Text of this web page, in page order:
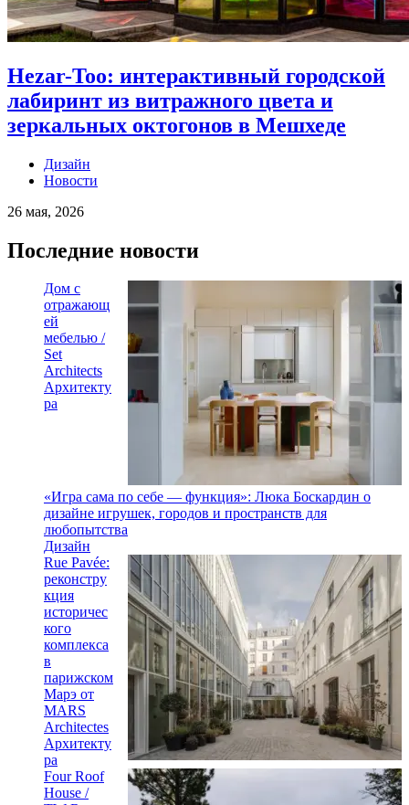
Hezar-Too: интерактивный городской
лабиринт из витражного цвета и
зеркальных октогонов в Мешхеде
Дизайн
Новости
26 мая, 2026
Последние новости
Дом с
отражающ
ей
мебелью /
Set
Architects
Архитекту
ра
«Игра сама по себе — функция»: Люка Боскардин о
дизайне игрушек, городов и пространств для
любопытства
Дизайн
Rue Pavée:
реконстру
кция
историчес
кого
комплекса
в
парижском
Марэ от
MARS
Architectes
Архитекту
ра
Four Roof
House /